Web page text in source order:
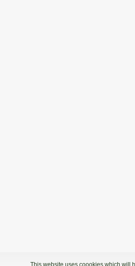
This website uses coookies which will